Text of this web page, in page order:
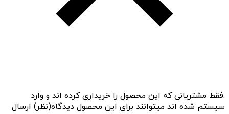
.فقط مشتریانی که این محصول را خریداری کرده اند و وارد
سیستم شده اند میتوانند برای این محصول دیدگاه(نظر) ارسال